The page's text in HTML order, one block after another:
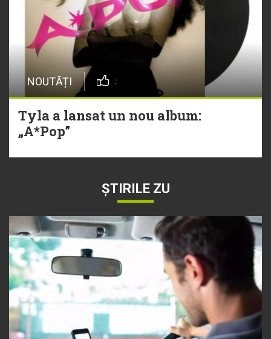
NOUTĂȚI
Tyla a lansat un nou album:
„A*Pop”
ȘTIRILE ZU